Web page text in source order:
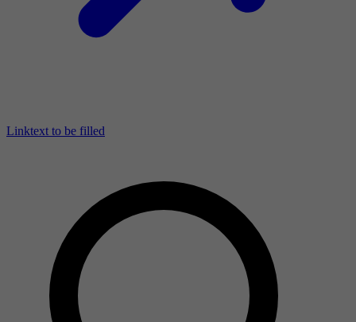
Linktext to be filled